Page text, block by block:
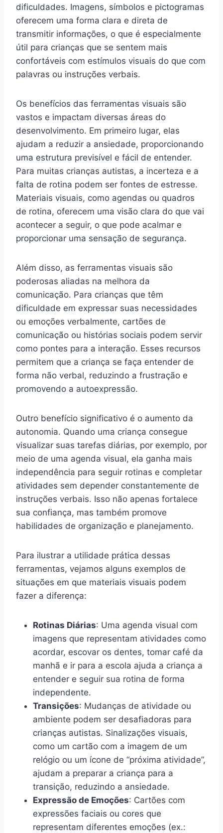
dificuldades. Imagens, símbolos e pictogramas
oferecem uma forma clara e direta de
transmitir informações, o que é especialmente
útil para crianças que se sentem mais
confortáveis com estímulos visuais do que com
palavras ou instruções verbais.
Os benefícios das ferramentas visuais são
vastos e impactam diversas áreas do
desenvolvimento. Em primeiro lugar, elas
ajudam a reduzir a ansiedade, proporcionando
uma estrutura previsível e fácil de entender.
Para muitas crianças autistas, a incerteza e a
falta de rotina podem ser fontes de estresse.
Materiais visuais, como agendas ou quadros
de rotina, oferecem uma visão clara do que vai
acontecer a seguir, o que pode acalmar e
proporcionar uma sensação de segurança.
Além disso, as ferramentas visuais são
poderosas aliadas na melhora da
comunicação. Para crianças que têm
dificuldade em expressar suas necessidades
ou emoções verbalmente, cartões de
comunicação ou histórias sociais podem servir
como pontes para a interação. Esses recursos
permitem que a criança se faça entender de
forma não verbal, reduzindo a frustração e
promovendo a autoexpressão.
Outro benefício significativo é o aumento da
autonomia. Quando uma criança consegue
visualizar suas tarefas diárias, por exemplo, por
meio de uma agenda visual, ela ganha mais
independência para seguir rotinas e completar
atividades sem depender constantemente de
instruções verbais. Isso não apenas fortalece
sua confiança, mas também promove
habilidades de organização e planejamento.
Para ilustrar a utilidade prática dessas
ferramentas, vejamos alguns exemplos de
situações em que materiais visuais podem
fazer a diferença:
Rotinas Diárias: Uma agenda visual com
imagens que representam atividades como
acordar, escovar os dentes, tomar café da
manhã e ir para a escola ajuda a criança a
entender e seguir sua rotina de forma
independente.
Transições: Mudanças de atividade ou
ambiente podem ser desafiadoras para
crianças autistas. Sinalizações visuais,
como um cartão com a imagem de um
relógio ou um ícone de “próxima atividade”,
ajudam a preparar a criança para a
transição, reduzindo a ansiedade.
Expressão de Emoções: Cartões com
expressões faciais ou cores que
representam diferentes emoções (ex.: